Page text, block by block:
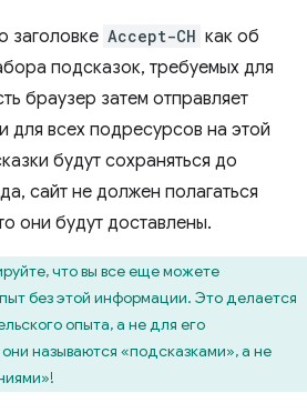
заголовке Accept-CH как об
подсказок, требуемых для
браузер затем отправляет
для всех подресурсов на этой
будут сохраняться до
сайт не должен полагаться
они будут доставлены.
что вы все еще можете
без этой информации. Это делается
опыта, а не для его
называются «подсказками», а не